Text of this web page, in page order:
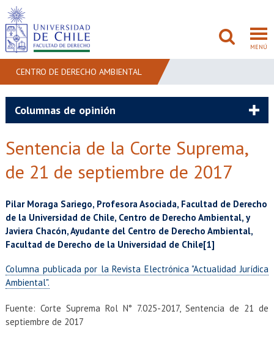
MENÚ
FACULTAD
POSTGRADO
INVESTIGACIÓN
BIBLIOTECAS
EXTENSIÓN
Académicos Estudiantes
CENTRO DE DERECHO AMBIENTAL
Columnas de opinión
Sentencia de la Corte Suprema,
de 21 de septiembre de 2017
Pilar Moraga Sariego, Profesora Asociada, Facultad de Derecho
de la Universidad de Chile, Centro de Derecho Ambiental, y
Javiera Chacón, Ayudante del Centro de Derecho Ambiental,
Facultad de Derecho de la Universidad de Chile[1]
Columna publicada por la Revista Electrónica "Actualidad Jurídica
Ambiental".
Fuente: Corte Suprema Rol N° 7.025-2017, Sentencia de 21 de
septiembre de 2017